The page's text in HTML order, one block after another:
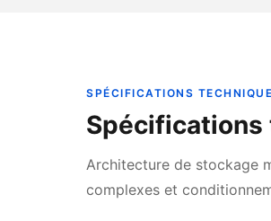
SPÉCIFICATIONS
Spécifications
Architecture de stockage
complexes et